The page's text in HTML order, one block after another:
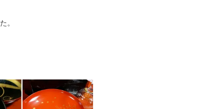
。